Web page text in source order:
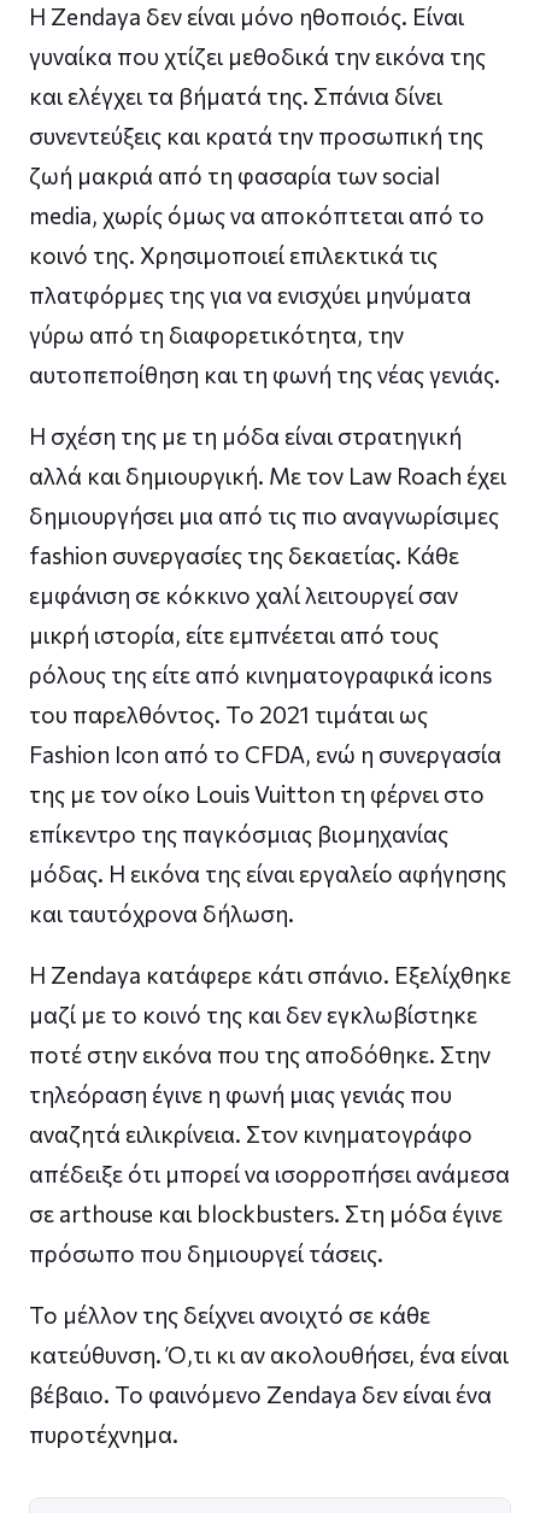
Η Zendaya δεν είναι μόνο ηθοποιός. Είναι
γυναίκα που χτίζει μεθοδικά την εικόνα της
και ελέγχει τα βήματά της. Σπάνια δίνει
συνεντεύξεις και κρατά την προσωπική της
ζωή μακριά από τη φασαρία των social
media, χωρίς όμως να αποκόπτεται από το
κοινό της. Χρησιμοποιεί επιλεκτικά τις
πλατφόρμες της για να ενισχύει μηνύματα
γύρω από τη διαφορετικότητα, την
αυτοπεποίθηση και τη φωνή της νέας γενιάς.
Η σχέση της με τη μόδα είναι στρατηγική
αλλά και δημιουργική. Με τον Law Roach έχει
δημιουργήσει μια από τις πιο αναγνωρίσιμες
fashion συνεργασίες της δεκαετίας. Κάθε
εμφάνιση σε κόκκινο χαλί λειτουργεί σαν
μικρή ιστορία, είτε εμπνέεται από τους
ρόλους της είτε από κινηματογραφικά icons
του παρελθόντος. Το 2021 τιμάται ως
Fashion Icon από το CFDA, ενώ η συνεργασία
της με τον οίκο Louis Vuitton τη φέρνει στο
επίκεντρο της παγκόσμιας βιομηχανίας
μόδας. Η εικόνα της είναι εργαλείο αφήγησης
και ταυτόχρονα δήλωση.
Η Zendaya κατάφερε κάτι σπάνιο. Εξελίχθηκε
μαζί με το κοινό της και δεν εγκλωβίστηκε
ποτέ στην εικόνα που της αποδόθηκε. Στην
τηλεόραση έγινε η φωνή μιας γενιάς που
αναζητά ειλικρίνεια. Στον κινηματογράφο
απέδειξε ότι μπορεί να ισορροπήσει ανάμεσα
σε arthouse και blockbusters. Στη μόδα έγινε
πρόσωπο που δημιουργεί τάσεις.
Το μέλλον της δείχνει ανοιχτό σε κάθε
κατεύθυνση. Ό,τι κι αν ακολουθήσει, ένα είναι
βέβαιο. Το φαινόμενο Zendaya δεν είναι ένα
πυροτέχνημα.